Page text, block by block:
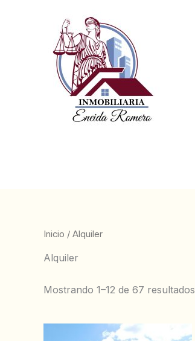
Inicio / Alquiler
Alquiler
Mostrando 1–12 de 67 resultados